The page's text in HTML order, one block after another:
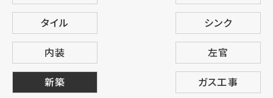
タイル シンク
内装 左官
新築 ガス工事